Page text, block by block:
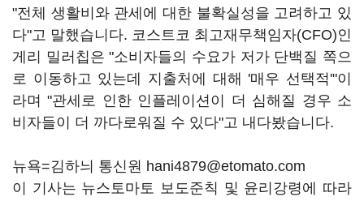
"전체 생활비와 관세에 대한 불확실성을 고려하고 있
다"고 말했습니다. 코스트코 최고재무책임자(CFO)인
게리 밀러칩은 "소비자들의 수요가 저가 단백질 쪽으
로 이동하고 있는데 지출처에 대해 '매우 선택적'"이
라며 "관세로 인한 인플레이션이 더 심해질 경우 소
비자들이 더 까다로워질 수 있다"고 내다봤습니다.
뉴욕=김하늬 통신원 hani4879@etomato.com
이 기사는 뉴스토마토 보도준칙 및 윤리강령에 따라